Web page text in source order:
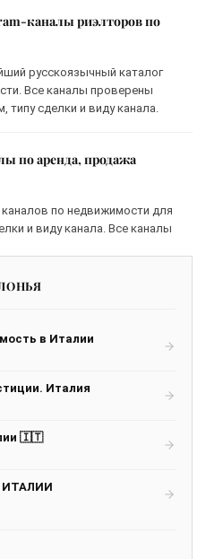
каналы риэлторов по
русскоязычный каталог
Все каналы проверены
сделки и виду канала.
по аренда, продажа
по недвижимости для
и виду канала. Все каналы
в Италии
Италия
🇮🇹
ИТАЛИИ